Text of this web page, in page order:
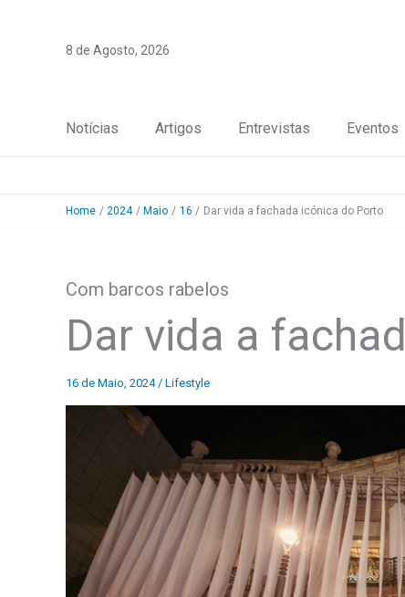
8 de Agosto, 2026
Notícias Artigos Entrevistas Eventos
Home 2024 Maio 16 Dar vida a fachada icónica do Porto
Com barcos rabelos
Dar vida a
16 de Maio, 2024 / Lifestyle